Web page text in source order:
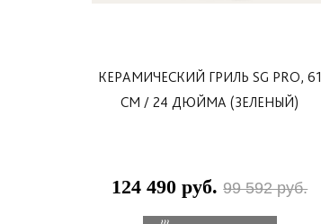
КЕРАМИЧЕСКИЙ ГРИЛЬ SG PRO, 61
СМ / 24 ДЮЙМА (ЗЕЛЕНЫЙ)
124 490 руб.99 592 руб.